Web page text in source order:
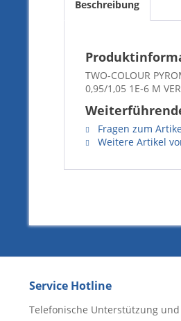
Beschreibung
TWO-COLOUR
0,95/1,05 1E-6 M
Fragen zum
Weitere Artikel
Service Hotline
Telefonische Unterstützung